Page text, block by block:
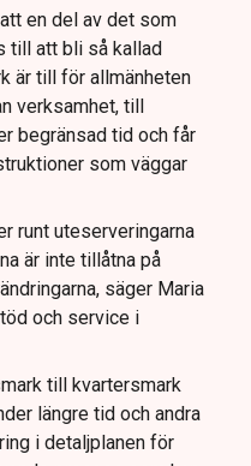
en del av det som
till att bli så kallad
är till för allmänheten
verksamhet, till
begränsad tid och får
som väggar
runt uteserveringarna
är inte tillåtna på
säger Maria
och service i
till kvartersmark
längre tid och andra
i detaljplanen för